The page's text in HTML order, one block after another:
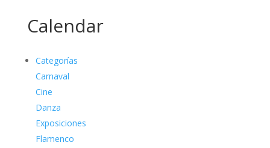
Calendar
Categorías
Carnaval
Cine
Danza
Exposiciones
Flamenco